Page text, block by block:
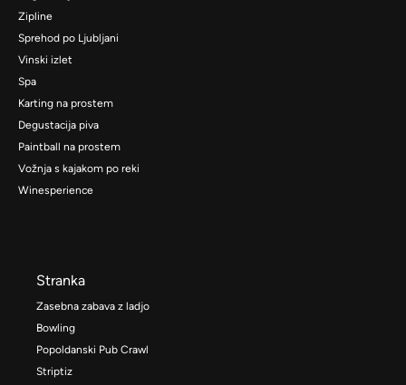
Zipline
Sprehod po Ljubljani
Vinski izlet
Spa
Karting na prostem
Degustacija piva
Paintball na prostem
Vožnja s kajakom po reki
Winesperience
Stranka
Zasebna zabava z ladjo
Bowling
Popoldanski Pub Crawl
Striptiz